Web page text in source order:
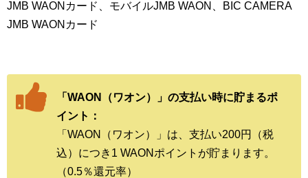
JMB WAONカード、モバイルJMB WAON、BIC CAMERA
JMB WAONカード
「WAON（ワオン）」の支払い時に貯まるポ
イント：
「WAON（ワオン）」は、支払い200円（税
込）につき1 WAONポイントが貯まります。
（0.5％還元率）